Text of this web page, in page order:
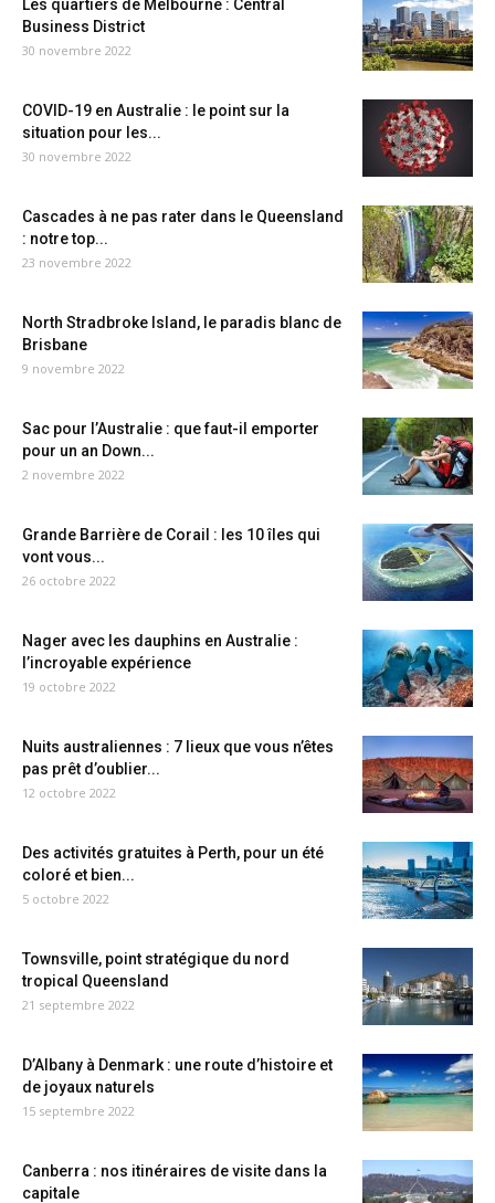
Les quartiers de Melbourne : Central
Business District
30 novembre 2022
COVID-19 en Australie : le point sur la
situation pour les...
30 novembre 2022
Cascades à ne pas rater dans le Queensland
: notre top...
23 novembre 2022
North Stradbroke Island, le paradis blanc de
Brisbane
9 novembre 2022
Sac pour l’Australie : que faut-il emporter
pour un an Down...
2 novembre 2022
Grande Barrière de Corail : les 10 îles qui
vont vous...
26 octobre 2022
Nager avec les dauphins en Australie :
l’incroyable expérience
19 octobre 2022
Nuits australiennes : 7 lieux que vous n’êtes
pas prêt d’oublier...
12 octobre 2022
Des activités gratuites à Perth, pour un été
coloré et bien...
5 octobre 2022
Townsville, point stratégique du nord
tropical Queensland
21 septembre 2022
D’Albany à Denmark : une route d’histoire et
de joyaux naturels
15 septembre 2022
Canberra : nos itinéraires de visite dans la
capitale